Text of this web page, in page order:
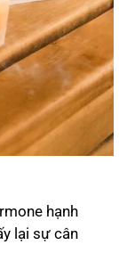
hạnh
lại sự cân